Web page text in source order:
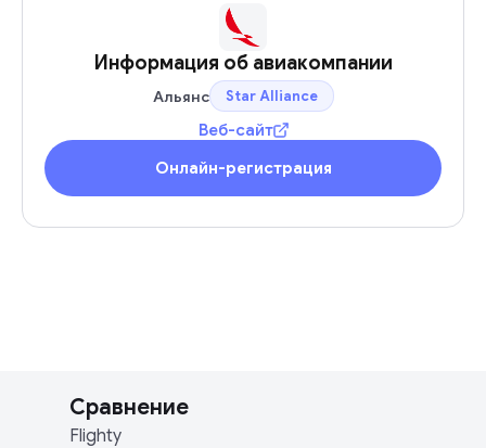
Информация об авиакомпании
Альянс Star Alliance
Веб-сайт
Онлайн-регистрация
Сравнение
Flighty